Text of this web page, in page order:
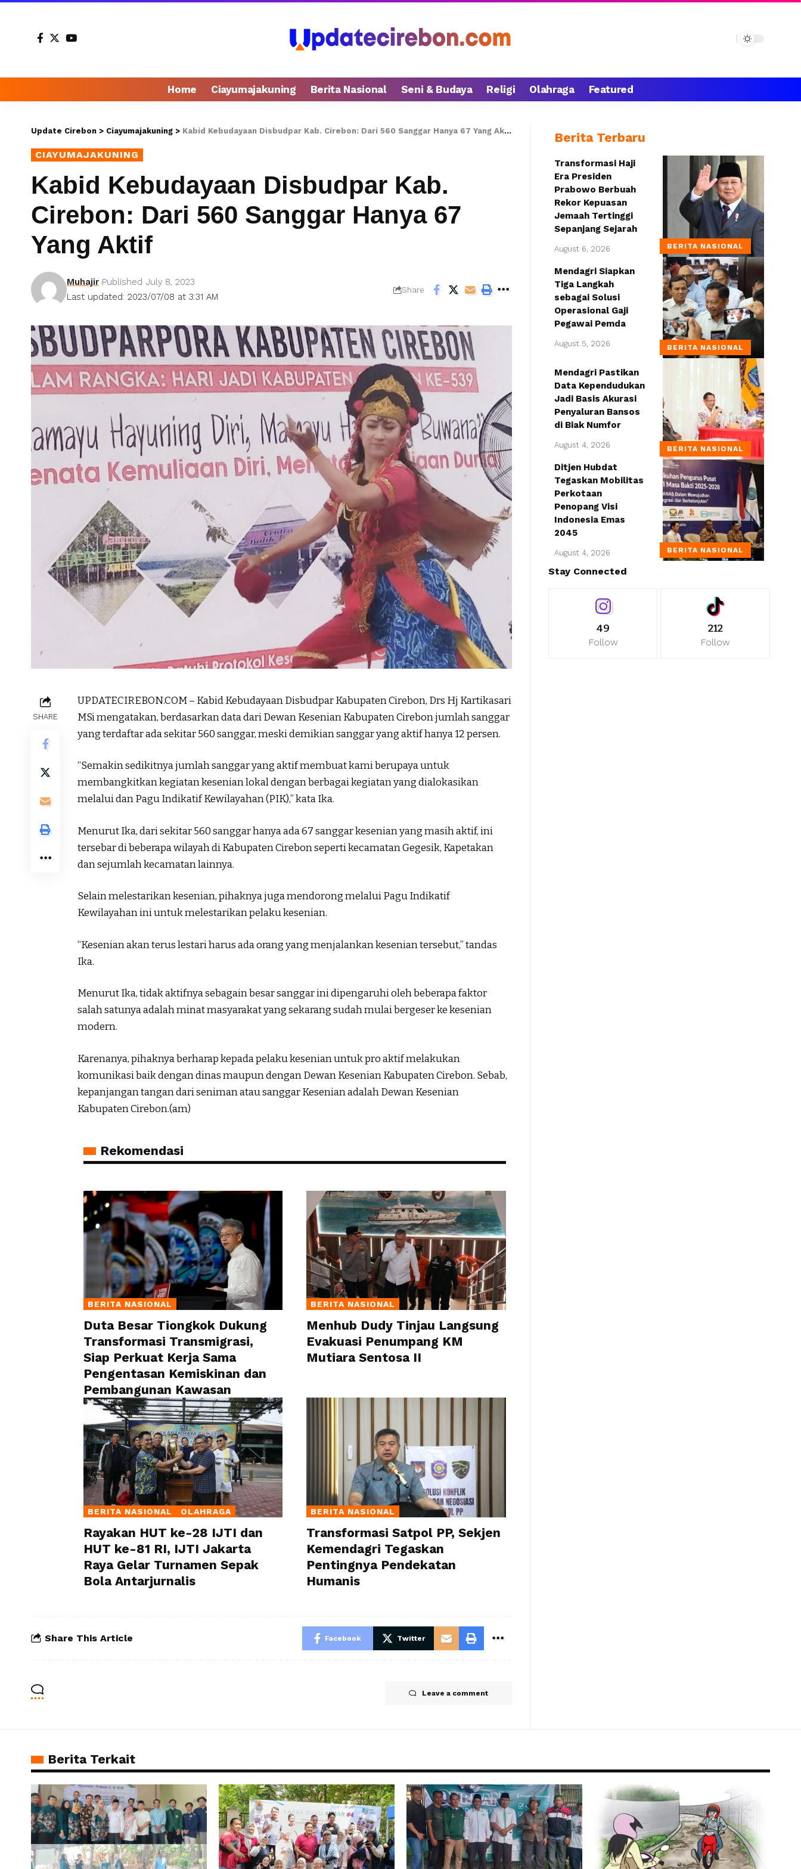
Home Ciayumajakuning Berita Nasional Seni & Budaya Religi Olahraga Featured
Update Cirebon > Ciayumajakuning > Kabid Kebudayaan Disbudpar Kab. Cirebon: Dari 560 Sanggar Hanya 67 Yang Aktif
CIAYUMAJAKUNING
Kabid Kebudayaan Disbudpar Kab.
Cirebon: Dari 560 Sanggar Hanya 67
Yang Aktif
Last updated: 2023/07/08 at 3:31 AM
Muhajir Published July 8, 2023
Share
SHARE
UPDATECIREBON.COM – Kabid Kebudayaan Disbudpar Kabupaten Cirebon, Drs Hj Kartikasari
MSi mengatakan, berdasarkan data dari Dewan Kesenian Kabupaten Cirebon jumlah sanggar
yang terdaftar ada sekitar 560 sanggar, meski demikian sanggar yang aktif hanya 12 persen.
“Semakin sedikitnya jumlah sanggar yang aktif membuat kami berupaya untuk
membangkitkan kegiatan kesenian lokal dengan berbagai kegiatan yang dialokasikan
melalui dan Pagu Indikatif Kewilayahan (PIK),” kata Ika.
Menurut Ika, dari sekitar 560 sanggar hanya ada 67 sanggar kesenian yang masih aktif, ini
tersebar di beberapa wilayah di Kabupaten Cirebon seperti kecamatan Gegesik, Kapetakan
dan sejumlah kecamatan lainnya.
Selain melestarikan kesenian, pihaknya juga mendorong melalui Pagu Indikatif
Kewilayahan ini untuk melestarikan pelaku kesenian.
“Kesenian akan terus lestari harus ada orang yang menjalankan kesenian tersebut,” tandas
Ika.
Menurut Ika, tidak aktifnya sebagain besar sanggar ini dipengaruhi oleh beberapa faktor
salah satunya adalah minat masyarakat yang sekarang sudah mulai bergeser ke kesenian
modern.
Karenanya, pihaknya berharap kepada pelaku kesenian untuk pro aktif melakukan
komunikasi baik dengan dinas maupun dengan Dewan Kesenian Kabupaten Cirebon. Sebab,
kepanjangan tangan dari seniman atau sanggar Kesenian adalah Dewan Kesenian
Kabupaten Cirebon.(am)
Rekomendasi
BERITA NASIONAL
Duta Besar Tiongkok Dukung
Transformasi Transmigrasi,
Siap Perkuat Kerja Sama
Pengentasan Kemiskinan dan
Pembangunan Kawasan
BERITA NASIONAL
Menhub Dudy Tinjau Langsung
Evakuasi Penumpang KM
Mutiara Sentosa II
BERITA NASIONAL OLAHRAGA
Rayakan HUT ke-28 IJTI dan
HUT ke-81 RI, IJTI Jakarta
Raya Gelar Turnamen Sepak
Bola Antarjurnalis
BERITA NASIONAL
Transformasi Satpol PP, Sekjen
Kemendagri Tegaskan
Pentingnya Pendekatan
Humanis
Share This Article Facebook Twitter
Leave a comment
Berita Terbaru
BERITA NASIONAL
Transformasi Haji
Era Presiden
Prabowo Berbuah
Rekor Kepuasan
Jemaah Tertinggi
Sepanjang Sejarah
August 6, 2026
BERITA NASIONAL
Mendagri Siapkan
Tiga Langkah
sebagai Solusi
Operasional Gaji
Pegawai Pemda
August 5, 2026
BERITA NASIONAL
Mendagri Pastikan
Data Kependudukan
Jadi Basis Akurasi
Penyaluran Bansos
di Biak Numfor
August 4, 2026
BERITA NASIONAL
Ditjen Hubdat
Tegaskan Mobilitas
Perkotaan
Penopang Visi
Indonesia Emas
2045
August 4, 2026
Stay Connected
49
Follow
212
Follow
Berita Terkait